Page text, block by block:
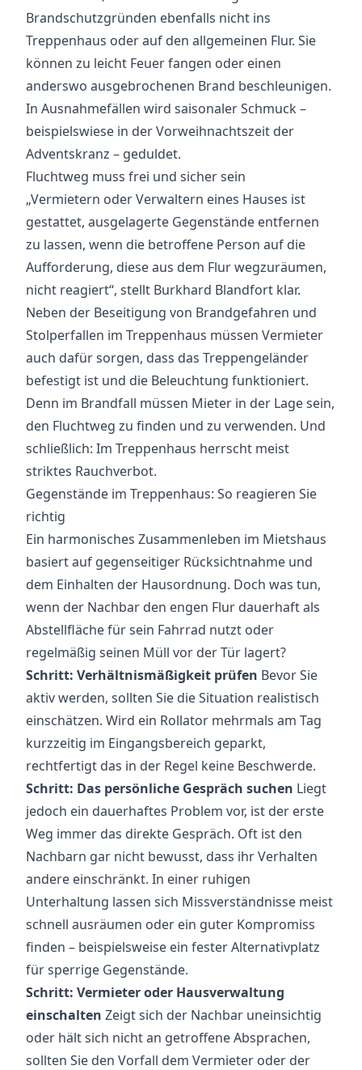
Brandschutzgründen ebenfalls nicht ins
Treppenhaus oder auf den allgemeinen Flur. Sie
können zu leicht Feuer fangen oder einen
anderswo ausgebrochenen Brand beschleunigen.
In Ausnahmefällen wird saisonaler Schmuck –
beispielswiese in der Vorweihnachtszeit der
Adventskranz – geduldet.
Fluchtweg muss frei und sicher sein
„Vermietern oder Verwaltern eines Hauses ist
gestattet, ausgelagerte Gegenstände entfernen
zu lassen, wenn die betroffene Person auf die
Aufforderung, diese aus dem Flur wegzuräumen,
nicht reagiert“, stellt Burkhard Blandfort klar.
Neben der Beseitigung von Brandgefahren und
Stolperfallen im Treppenhaus müssen Vermieter
auch dafür sorgen, dass das Treppengeländer
befestigt ist und die Beleuchtung funktioniert.
Denn im Brandfall müssen Mieter in der Lage sein,
den Fluchtweg zu finden und zu verwenden. Und
schließlich: Im Treppenhaus herrscht meist
striktes Rauchverbot.
Gegenstände im Treppenhaus: So reagieren Sie
richtig
Ein harmonisches Zusammenleben im Mietshaus
basiert auf gegenseitiger Rücksichtnahme und
dem Einhalten der Hausordnung. Doch was tun,
wenn der Nachbar den engen Flur dauerhaft als
Abstellfläche für sein Fahrrad nutzt oder
regelmäßig seinen Müll vor der Tür lagert?
Schritt: Verhältnismäßigkeit prüfen Bevor Sie
aktiv werden, sollten Sie die Situation realistisch
einschätzen. Wird ein Rollator mehrmals am Tag
kurzzeitig im Eingangsbereich geparkt,
rechtfertigt das in der Regel keine Beschwerde.
Schritt: Das persönliche Gespräch suchen Liegt
jedoch ein dauerhaftes Problem vor, ist der erste
Weg immer das direkte Gespräch. Oft ist den
Nachbarn gar nicht bewusst, dass ihr Verhalten
andere einschränkt. In einer ruhigen
Unterhaltung lassen sich Missverständnisse meist
schnell ausräumen oder ein guter Kompromiss
finden – beispielsweise ein fester Alternativplatz
für sperrige Gegenstände.
Schritt: Vermieter oder Hausverwaltung
einschalten Zeigt sich der Nachbar uneinsichtig
oder hält sich nicht an getroffene Absprachen,
sollten Sie den Vorfall dem Vermieter oder der